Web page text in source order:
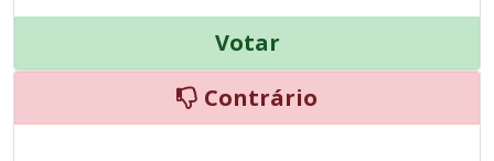
Votar
Contrário